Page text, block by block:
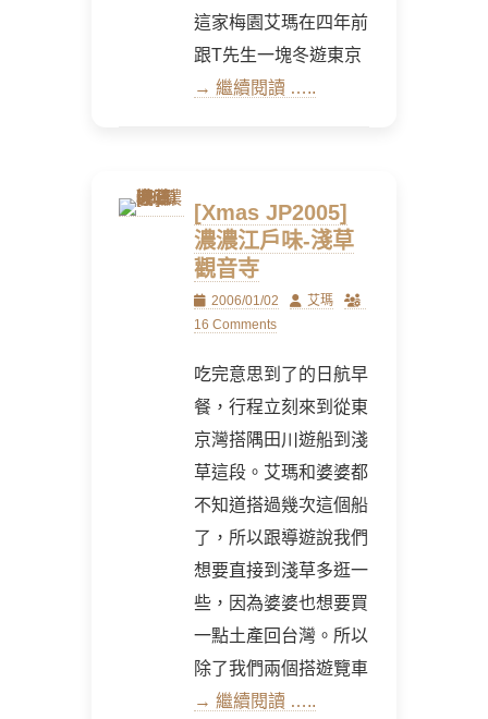
這家梅園艾瑪在四年前
跟T先生一塊冬遊東京
→ 繼續閱讀 …..
[Xmas JP2005]
濃濃江戶味-淺草
觀音寺
Posted
on
2006/01/02 Author
艾瑪
16 Comments
吃完意思到了的日航早
餐，行程立刻來到從東
京灣搭隅田川遊船到淺
草這段。艾瑪和婆婆都
不知道搭過幾次這個船
了，所以跟導遊說我們
想要直接到淺草多逛一
些，因為婆婆也想要買
一點土產回台灣。所以
除了我們兩個搭遊覽車
→ 繼續閱讀 …..